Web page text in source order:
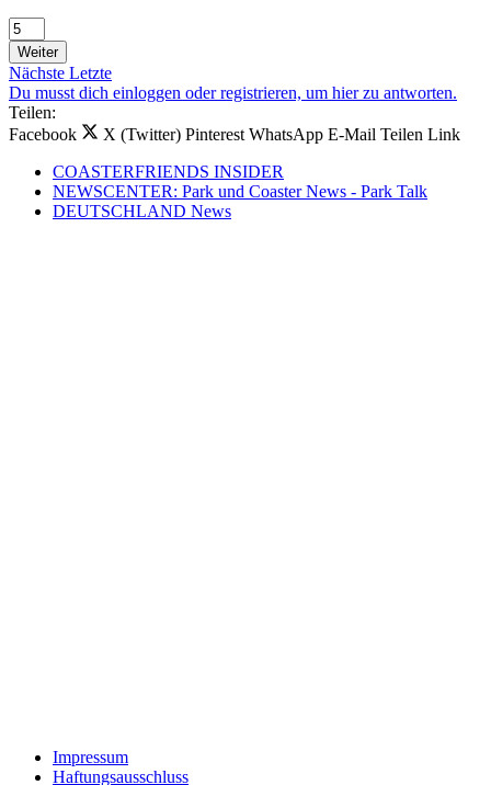
Weiter
Nächste Letzte
Du musst dich einloggen oder registrieren, um hier zu antworten.
Teilen:
Facebook
X (Twitter) Pinterest WhatsApp E-Mail Teilen Link
COASTERFRIENDS INSIDER
NEWSCENTER: Park und Coaster News - Park Talk
DEUTSCHLAND News
Impressum
Haftungsausschluss